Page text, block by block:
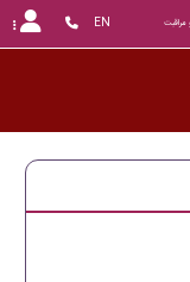
مراقبت EN